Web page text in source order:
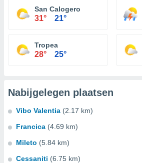
San Calogero
31° 21°
Tropea
28° 25°
Nabijgelegen plaatsen
Vibo Valentia (2.17 km)
Francica (4.69 km)
Mileto (5.84 km)
Cessaniti (6.75 km)